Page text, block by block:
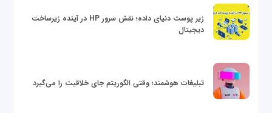
زیر پوست دنیای داده؛ نقش سرور HP در آینده زیرساخت
دیجیتال
تبلیغات هوشمند؛ وقتی الگوریتم جای خلاقیت را می‌گیرد